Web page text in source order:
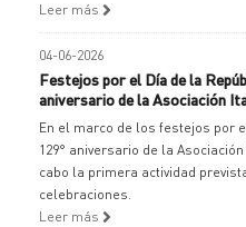
Leer más
04-06-2026
Festejos por el Día de la
aniversario de la Asociación
En el marco de los festejos por
129° aniversario de la
cabo la primera actividad
celebraciones.
Leer más